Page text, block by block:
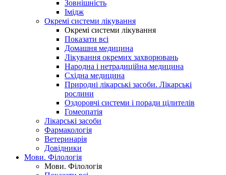
Зовнішність
Імідж
Окремі системи лікування
Окремі системи лікування
Показати всі
Домашня медицина
Лікування окремих захворювань
Народна і нетрадиційна медицина
Східна медицина
Природні лікарські засоби. Лікарські
рослини
Оздоровчі системи і поради цілителів
Гомеопатія
Лікарські засоби
Фармакологія
Ветеринарія
Довідники
Мови. Філологія
Мови. Філологія